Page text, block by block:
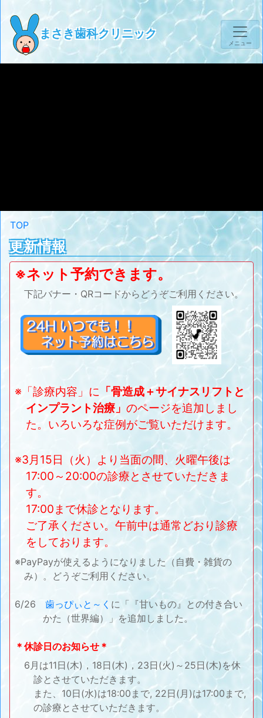
まさき歯科クリニック
メニュー
TOP
更新情報
※ネット予約できます。
下記バナー・QRコードからどうぞご利用ください。
※「診療内容」に 「骨造成＋サイナスリフトと
インプラント治療」のページを追加しまし
た。いろいろな症例がご覧いただけます。
※3月15日（火）より当面の間、火曜午後は
17:00～20:00の診療とさせていただきま
す。
17:00まで休診となります。
ご了承ください。午前中は通常どおり診療
をしております。
※PayPayが使えるようになりました（自費・雑貨の
み）。どうぞご利用ください。
6/26 歯っぴぃと～く に「『甘いもの』との付き合い
かた（世界編）」を追加しました。
＊休診日のお知らせ＊
6月は11日(木)，18日(木)，23日(火)～25日(木)を休
診とさせていただきます。
また、10日(水)は18:00まで, 22日(月)は17:00まで,
の診療とさせていただきます。